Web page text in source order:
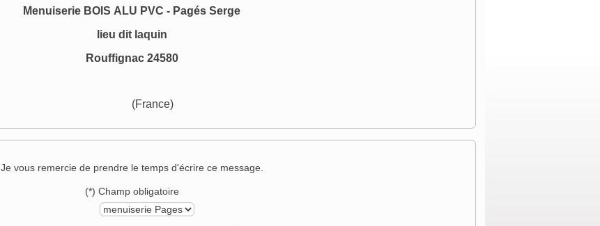
Menuiserie BOIS ALU PVC - Pagés Serge
lieu dit laquin
Rouffignac 24580
(France)
Je vous remercie de prendre le temps d'écrire ce message.
(*) Champ obligatoire